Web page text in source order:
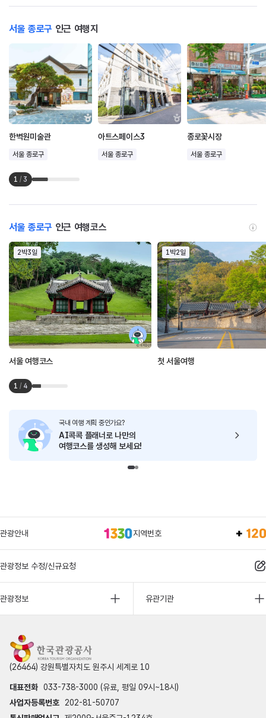
서울 종로구 인근 여행지
한벽원미술관
서울 종로구
아트스페이스3
서울 종로구
종로꽃시장
서울 종로구
1 / 3
서울 종로구 인근 여행코스
2박3일
서울 여행코스
1박2일
첫 서울여행
1 / 4
국내 여행 계획 중인가요?
AI콕콕 플래너로 나만의
여행코스를 생성해 보세요!
관광안내 지역번호
관광정보 수정/신규요청
관광정보 유관기관
(26464) 강원특별자치도 원주시 세계로 10
대표전화 033-738-3000 (유료, 평일 09시~18시)
사업자등록번호 202-81-50707